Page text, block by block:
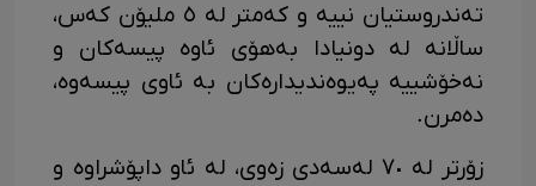
تەندروستیان نییە و کەمتر لە ٥ ملیۆن کەس،
ساڵانە لە دونیادا بەهۆی ئاوە پیسەکان و
نەخۆشییە پەیوەندیدارەکان بە ئاوی پیسەوە،
دەمرن.
زۆرتر لە ٧٠ لەسەدی زەوی، لە ئاو داپۆشراوە و